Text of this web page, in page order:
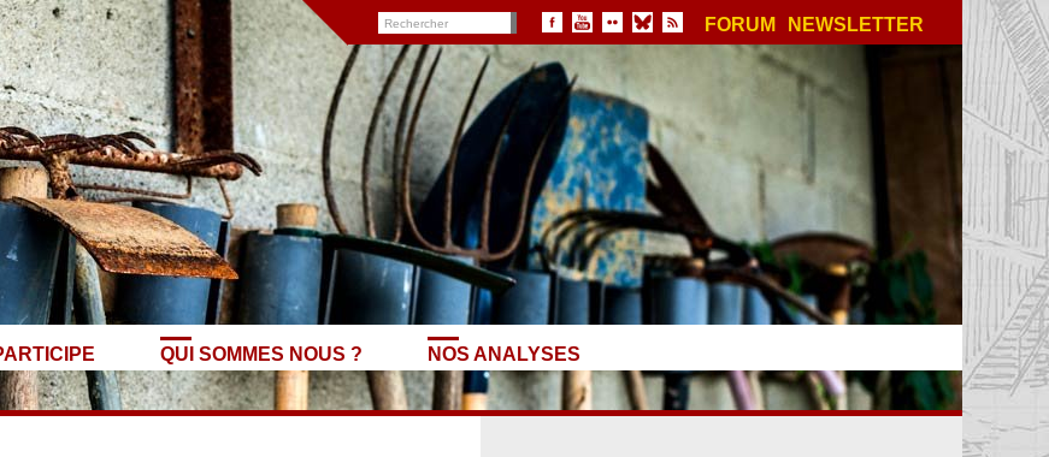
FORUM NEWSLETTER
QUI SOMMES NOUS ? NOS ANALYSES